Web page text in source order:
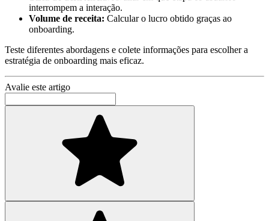
interrompem a interação.
Volume de receita: Calcular o lucro obtido graças ao
onboarding.
Teste diferentes abordagens e colete informações para escolher a
estratégia de onboarding mais eficaz.
Avalie este artigo